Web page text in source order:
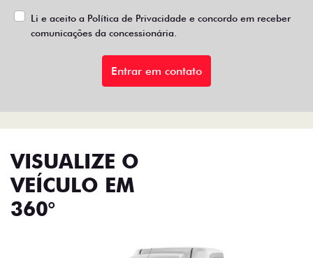
Li e aceito a Política de Privacidade e concordo em receber
comunicações da concessionária.
Entrar em contato
VISUALIZE O
VEÍCULO EM
360°